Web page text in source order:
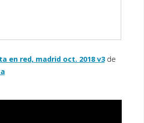
en red, madrid oct. 2018 v3 de